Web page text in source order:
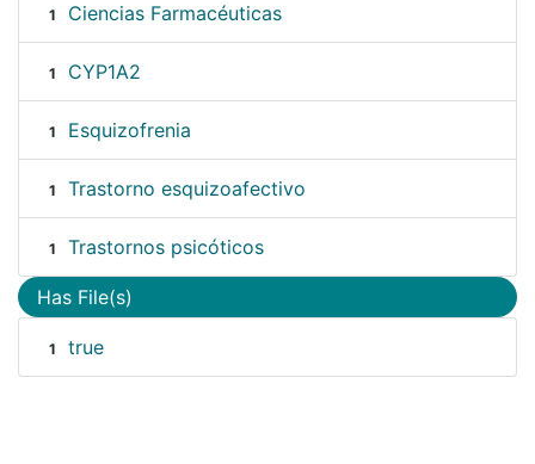
1 Ciencias Farmacéuticas
1 CYP1A2
1 Esquizofrenia
1 Trastorno esquizoafectivo
1 Trastornos psicóticos
Has File(s)
1 true